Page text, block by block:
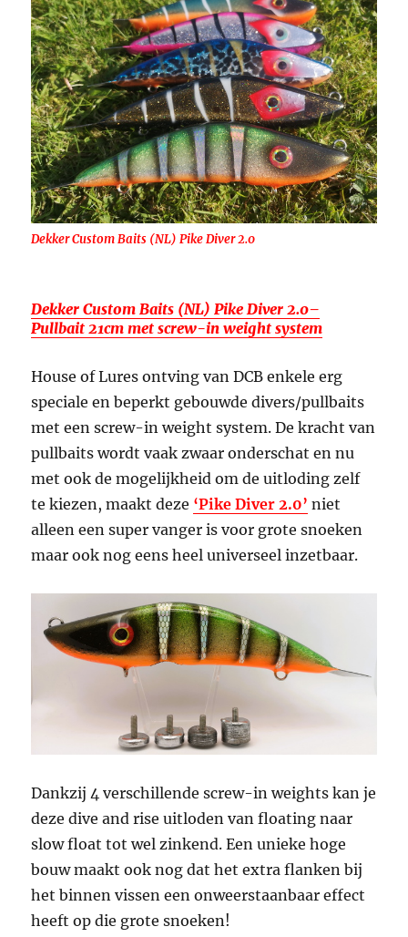
Dekker Custom Baits (NL) Pike Diver 2.0
Dekker Custom Baits (NL) Pike Diver 2.0–
Pullbait 21cm met screw-in weight system
House of Lures ontving van DCB enkele erg
speciale en beperkt gebouwde divers/pullbaits
met een screw-in weight system. De kracht van
pullbaits wordt vaak zwaar onderschat en nu
met ook de mogelijkheid om de uitloding zelf
te kiezen, maakt deze ‘Pike Diver 2.0’ niet
alleen een super vanger is voor grote snoeken
maar ook nog eens heel universeel inzetbaar.
Dankzij 4 verschillende screw-in weights kan je
deze dive and rise uitloden van floating naar
slow float tot wel zinkend. Een unieke hoge
bouw maakt ook nog dat het extra flanken bij
het binnen vissen een onweerstaanbaar effect
heeft op die grote snoeken!